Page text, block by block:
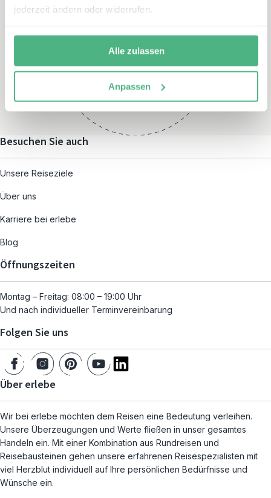
jederzeit ändern oder widerrufen.
Alle zulassen
Anpassen
Montag – Freitag:
und nach individueller
Terminvereinbarung
Besuchen Sie auch
Unsere Reiseziele
Über uns
Karriere bei erlebe
Blog
Öffnungszeiten
Montag – Freitag: 08:00 – 19:00 Uhr
Und nach individueller Terminvereinbarung
Folgen Sie uns
Über erlebe
Wir bei erlebe möchten dem Reisen eine Bedeutung verleihen.
Unsere Überzeugungen und Werte fließen in unser gesamtes
Handeln ein. Mit einer Kombination aus Rundreisen und
Reisebausteinen gehen unsere erfahrenen Reisespezialisten mit
viel Herzblut individuell auf Ihre persönlichen Bedürfnisse und
Wünsche ein.